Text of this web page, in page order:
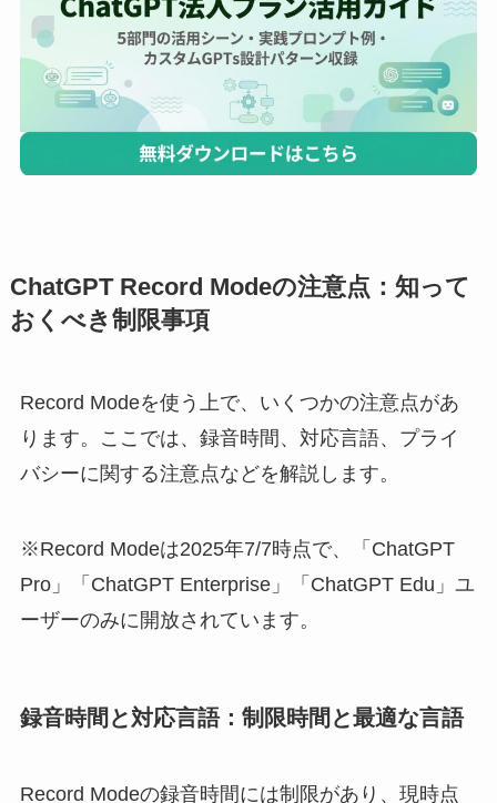
ChatGPT Record Modeの注意点：知って
おくべき制限事項
Record Modeを使う上で、いくつかの注意点があ
ります。ここでは、録音時間、対応言語、プライ
バシーに関する注意点などを解説します。
※Record Modeは2025年7/7時点で、「ChatGPT
Pro」「ChatGPT Enterprise」「ChatGPT Edu」ユ
ーザーのみに開放されています。
録音時間と対応言語：制限時間と最適な言語
Record Modeの録音時間には制限があり、現時点